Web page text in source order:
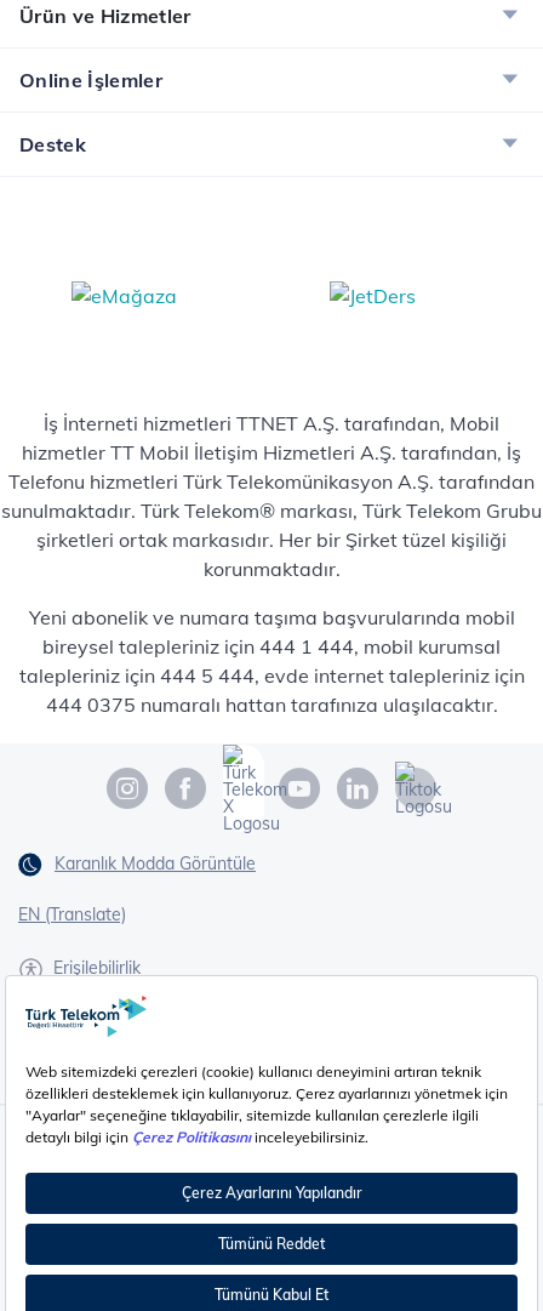
Ürün ve Hizmetler
Online İşlemler
Destek
İş İnterneti hizmetleri TTNET A.Ş. tarafından, Mobil
hizmetler TT Mobil İletişim Hizmetleri A.Ş. tarafından, İş
Telefonu hizmetleri Türk Telekomünikasyon A.Ş. tarafından
sunulmaktadır. Türk Telekom® markası, Türk Telekom Grubu
şirketleri ortak markasıdır. Her bir Şirket tüzel kişiliği
korunmaktadır.
Yeni abonelik ve numara taşıma başvurularında mobil
bireysel talepleriniz için 444 1 444, mobil kurumsal
talepleriniz için 444 5 444, evde internet talepleriniz için
444 0375 numaralı hattan tarafınıza ulaşılacaktır.
Karanlık Modda Görüntüle
EN (Translate)
Erişilebilirlik
İşaret Dili Çevirisi
Çerez Ayarları